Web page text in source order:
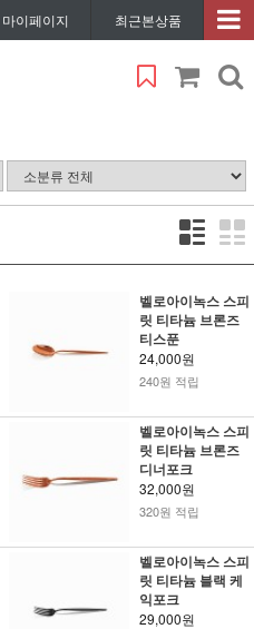
마이페이지 최근본상품
벨로아이녹스 스피
릿 티타늄 브론즈
티스푼
24,000원
240원 적립
벨로아이녹스 스피
릿 티타늄 브론즈
디너포크
32,000원
320원 적립
벨로아이녹스 스피
릿 티타늄 블랙 케
익포크
29,000원